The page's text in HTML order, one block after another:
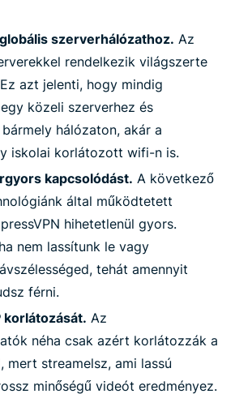
szerverhálózathoz. Az
rendelkezik világszerte
azt jelenti, hogy mindig
közeli szerverhez és
hálózaton, akár a
iskolai korlátozott wifi-n is.
kapcsolódást. A következő
által működtetett
hihetetlenül gyors.
nem lassítunk le vagy
tehát amennyit
férni.
korlátozását. Az
néha csak azért korlátozzák a
mert streamelsz, ami lassú
minőségű videót eredményez.